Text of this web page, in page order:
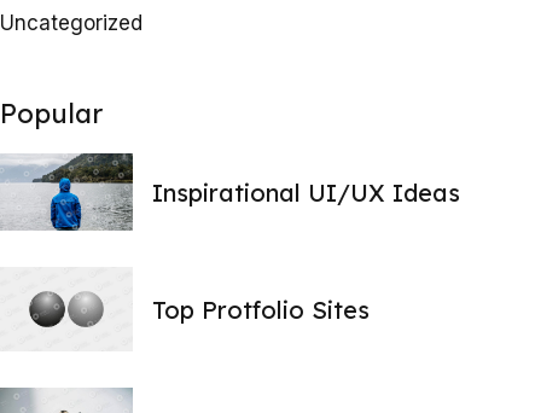
Uncategorized
Popular
Inspirational UI/UX Ideas
Top Protfolio Sites